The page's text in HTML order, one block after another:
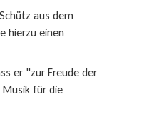
aus dem
hierzu einen
er "zur Freude der
Musik für die